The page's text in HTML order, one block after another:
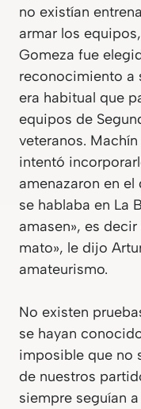
no existían
armar los
Gomeza fue
reconocimiento a
era habitual que
equipos de
veteranos.
intentó
amenazaron en
se hablaba en La
amasen», es
mato», le dijo
amateurismo.
No existen
se hayan
imposible que no
de nuestros
siempre seguían